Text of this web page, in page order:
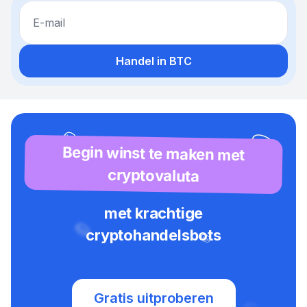
E-mail
Handel in BTC
Begin winst te maken met
cryptovaluta
met krachtige
cryptohandelsbots
Gratis uitproberen